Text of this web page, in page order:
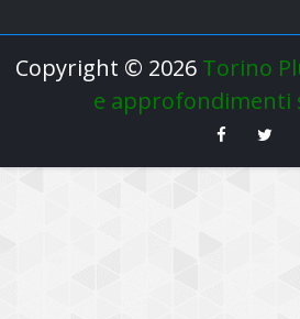
Copyright © 2026 Torino
e approfondimenti